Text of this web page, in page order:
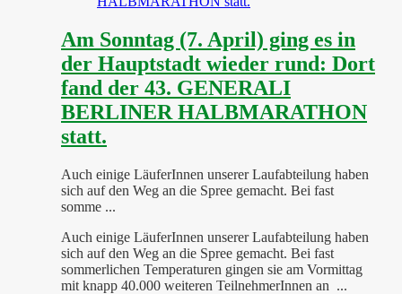
Am Sonntag (7. April) ging es in
der Hauptstadt wieder rund: Dort
fand der 43. GENERALI
BERLINER HALBMARATHON
statt.
Auch einige LäuferInnen unserer Laufabteilung haben
sich auf den Weg an die Spree gemacht. Bei fast
somme ...
Auch einige LäuferInnen unserer Laufabteilung haben
sich auf den Weg an die Spree gemacht. Bei fast
sommerlichen Temperaturen gingen sie am Vormittag
mit knapp 40.000 weiteren TeilnehmerInnen an ...